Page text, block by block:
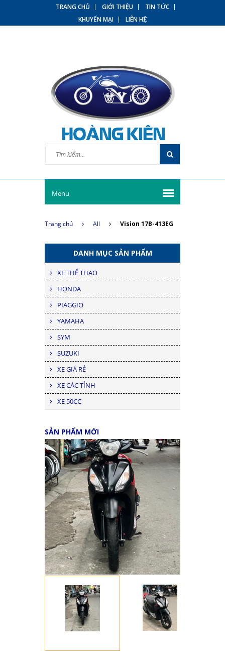
TRANG CHỦ GIỚI THIỆU
TIN TỨC
KHUYẾN MẠI
LIÊN HỆ
Menu
Trang chủ All Vision 17B-413EG
DANH MỤC SẢN PHẨM
XE THỂ THAO
HONDA
PIAGGIO
YAMAHA
SYM
SUZUKI
XE GIÁ RẺ
XE CÁC TỈNH
XE 50CC
SẢN PHẨM MỚI